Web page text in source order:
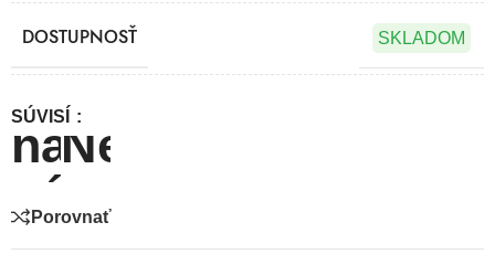
DOSTUPNOSŤ SKLADOM
SÚVISÍ
Porovnať